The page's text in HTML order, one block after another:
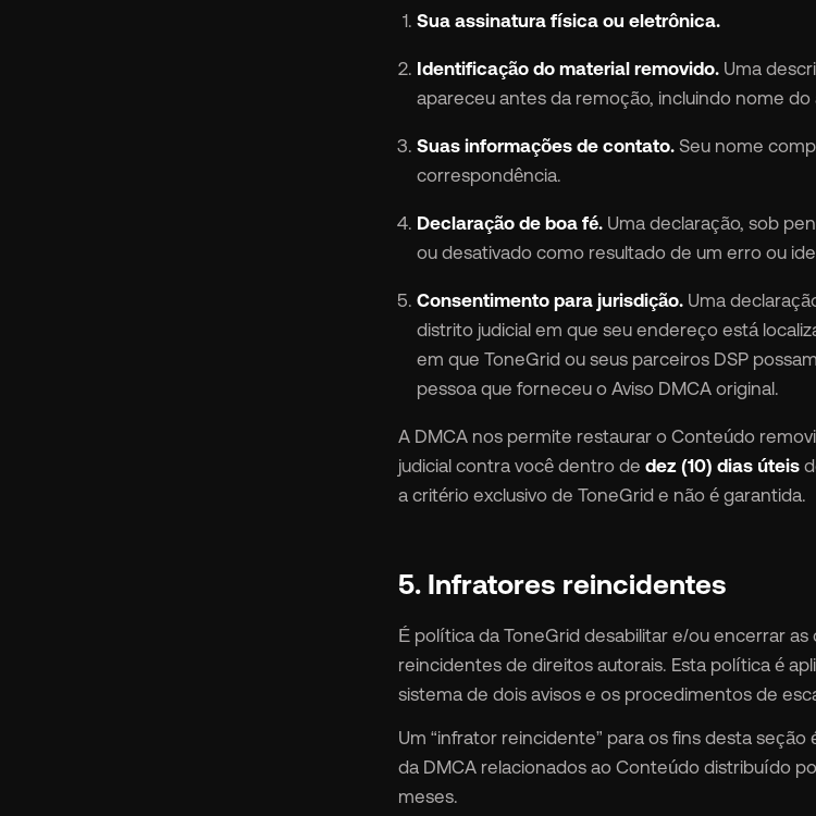
Sua assinatura física ou eletrônica.
Identificação do material removido.Uma
apareceu antes da remoção, incluindo nome do
Suas informações de contato.Seu nome
correspondência.
Declaração de boa fé.Uma declaração, sob
ou desativado como resultado de um erro ou
Consentimento para jurisdição.Uma
distrito judicial em que seu endereço está
em que ToneGrid ou seus parceiros DSP
pessoa que forneceu o Aviso DMCA original.
A DMCA nos permite restaurar o Conteúdo
judicial contra você dentro de dez (10) dias úteis
a critério exclusivo de ToneGrid e não é garantida.
5. Infratores reincidentes
É política da ToneGrid desabilitar e/ou encerrar
reincidentes de direitos autorais. Esta política é
sistema de dois avisos e os procedimentos de
Um “infrator reincidente” para os fins desta
da DMCA relacionados ao Conteúdo distribuído
meses.